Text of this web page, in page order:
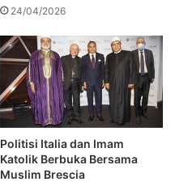
24/04/2026
Politisi Italia dan Imam
Katolik Berbuka Bersama
Muslim Brescia